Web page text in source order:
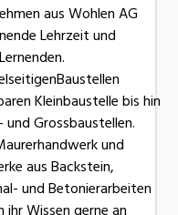
aus Wohlen AG
Lehrzeit und
Kleinbaustelle bis hin
Grossbaustellen.
und
aus Backstein,
und Betonierarbeiten